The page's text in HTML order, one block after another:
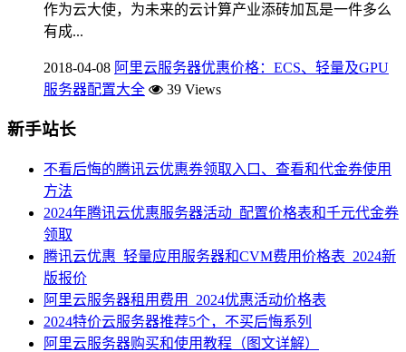
作为云大使，为未来的云计算产业添砖加瓦是一件多么
有成...
2018-04-08 阿里云服务器优惠价格：ECS、轻量及GPU
服务器配置大全
39 Views
新手站长
不看后悔的腾讯云优惠券领取入口、查看和代金券使用
方法
2024年腾讯云优惠服务器活动_配置价格表和千元代金券
领取
腾讯云优惠_轻量应用服务器和CVM费用价格表_2024新
版报价
阿里云服务器租用费用_2024优惠活动价格表
2024特价云服务器推荐5个，不买后悔系列
阿里云服务器购买和使用教程（图文详解）